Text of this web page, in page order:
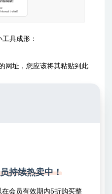
具成形：
网址，您应该将其粘贴到此
持续热卖中！
会员有效期内5折购买整